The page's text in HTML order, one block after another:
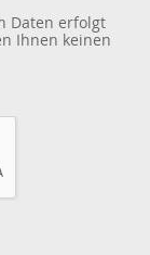
Daten erfolgt
Ihnen keinen